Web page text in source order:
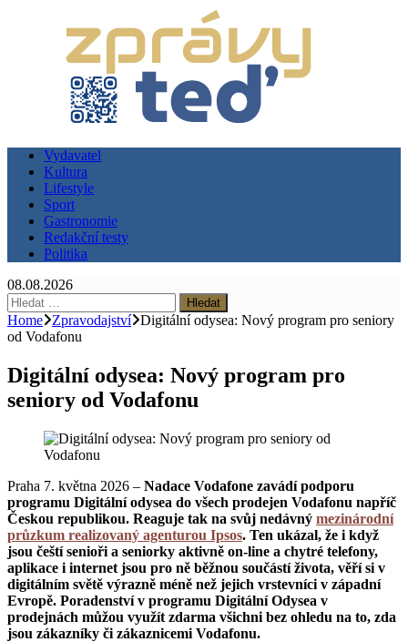
Vydavatel
Kultura
Lifestyle
Sport
Gastronomie
Redakční testy
Politika
08.08.2026
Vyhledávání
Home
Zpravodajství Digitální odysea: Nový program pro seniory
od Vodafonu
Digitální odysea: Nový program pro
seniory od Vodafonu
Praha 7. května 2026 – Nadace Vodafone zavádí podporu
programu Digitální odysea do všech prodejen Vodafonu napříč
Českou republikou. Reaguje tak na svůj nedávný mezinárodní
průzkum realizovaný agenturou Ipsos. Ten ukázal, že i když
jsou čeští senioři a seniorky aktivně on-line a chytré telefony,
aplikace i internet jsou pro ně běžnou součástí života, věří si v
digitálním světě výrazně méně než jejich vrstevníci v západní
Evropě. Poradenství v programu Digitální Odysea v
prodejnách můžou využít zdarma všichni bez ohledu na to, zda
jsou zákazníky či zákaznicemi Vodafonu.